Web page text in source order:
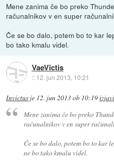
Mene zanima če bo preko
računalnikov v en super
Če se bo dalo, potem bo to kar
bo tako kmalu videl.
VaeVictis
:: 12. jun 2013, 10:21
Invictus je 12. jun 2013 ob 10:19
Mene zanima če bo preko
računalnikov v en super
Če se bo dalo, potem bo to kar
ne bo tako kmalu videl.